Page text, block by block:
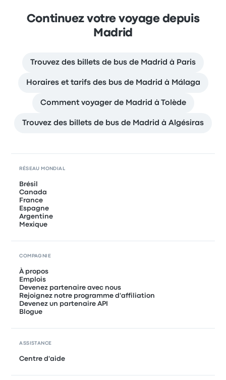
Continuez votre voyage depuis
Madrid
Trouvez des billets de bus de Madrid à Paris
Horaires et tarifs des bus de Madrid à Málaga
Comment voyager de Madrid à Tolède
Trouvez des billets de bus de Madrid à Algésiras
RÉSEAU MONDIAL
Brésil
Canada
France
Espagne
Argentine
Mexique
COMPAGNIE
À propos
Emplois
Devenez partenaire avec nous
Rejoignez notre programme d'affiliation
Devenez un partenaire API
Blogue
ASSISTANCE
Centre d'aide